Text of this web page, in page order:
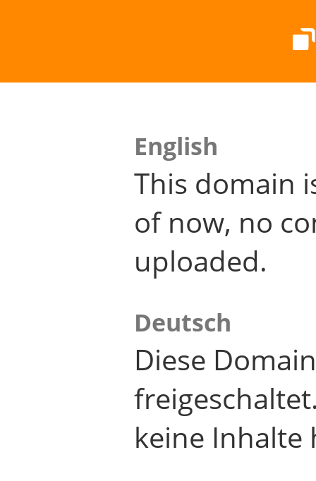
English
This domain
of now, no
uploaded.
Deutsch
Diese
keine Inhalte